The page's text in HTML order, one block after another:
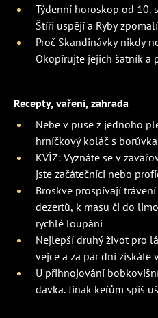
Týdenní horoskop od 10.
Štíři uspějí a Ryby zpomalí
Proč Skandinávky nikdy
Okopírujte jejich šatník a
Recepty, vaření, zahrada
Nebe v puse z jednoho
hrníčkový koláč s
KVÍZ: Vyznáte se v
jste začátečníci nebo
Broskve prospívají
dezertů, k masu či do
rychlé loupání
Nejlepší druhý život pro
vejce a za pár dní získáte
U přihnojování
dávka. Jinak keřům spíš